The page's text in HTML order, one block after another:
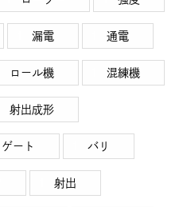
漏電 通電
ロール機 混練機
射出成形
ゲート バリ
射出